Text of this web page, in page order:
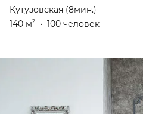
Кутузовская (8мин.)
140 м2 • 100 человек